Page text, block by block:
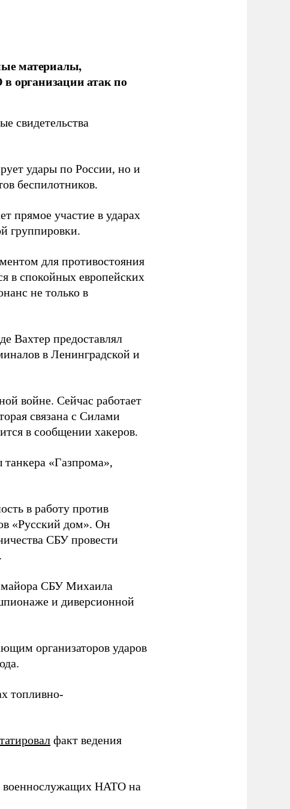
материалы,
организации атак по
свидетельства
удары по России, но и
беспилотников.
прямое участие в ударах
группировки.
для противостояния
в спокойных европейских
не только в
Вахтер предоставлял
в Ленинградской и
войне. Сейчас работает
связана с Силами
в сообщении хакеров.
«Газпрома»,
в работу против
«Русский дом». Он
СБУ провести
майора СБУ Михаила
и диверсионной
организаторов ударов
топливно-
факт ведения
военнослужащих НАТО на